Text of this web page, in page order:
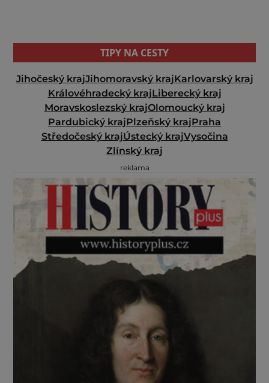
TIPY NA CESTY
Jihočeský krajJihomoravský krajKarlovarský kraj
Královéhradecký krajLiberecký kraj
Moravskoslezský krajOlomoucký kraj
Pardubický krajPlzeňský krajPraha
Středočeský krajÚstecký krajVysočina
Zlínský kraj
reklama